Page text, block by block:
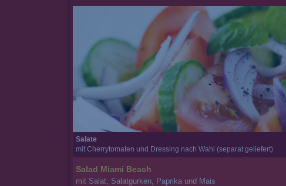
Salate
mit Cherrytomaten und Dressing nach Wahl (separat geliefert)
Salad Miami Beach
mit Salat, Salatgurken, Paprika und Mais